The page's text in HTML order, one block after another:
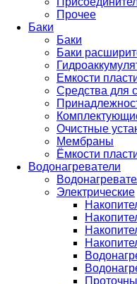
Прочее
Баки
Баки
Баки
Емкости
Средства для
Очистные
Мембраны
Ёмкости
Водонагреватели
Электрические